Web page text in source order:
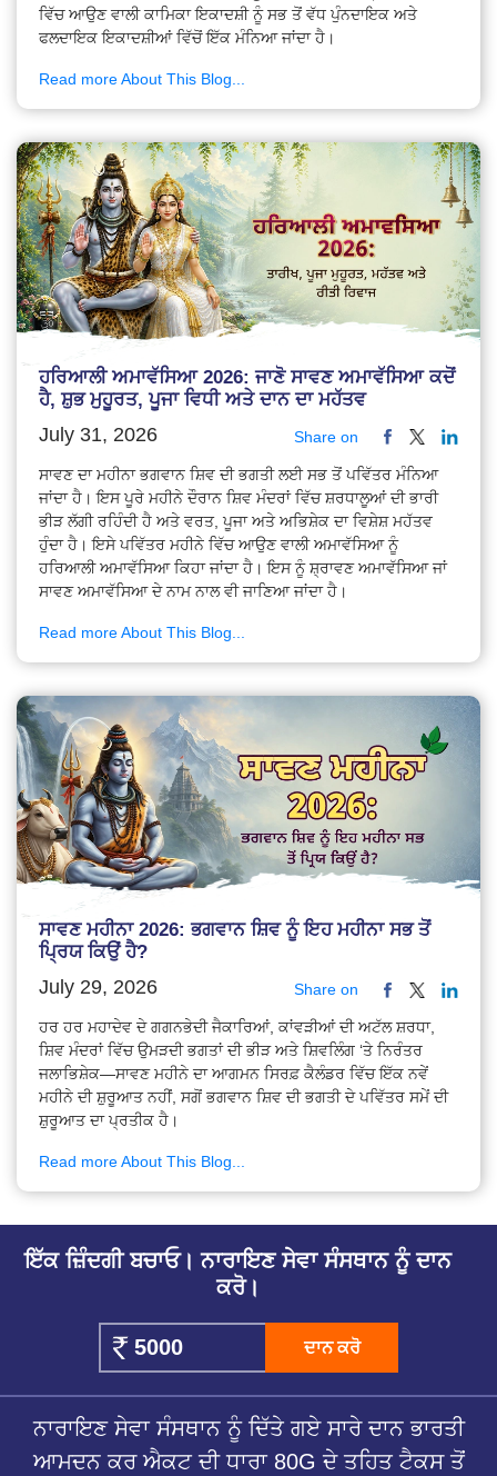
ਵਿੱਚ ਆਉਣ ਵਾਲੀ ਕਾਮਿਕਾ ਇਕਾਦਸ਼ੀ ਨੂੰ ਸਭ ਤੋਂ ਵੱਧ ਪੁੰਨਦਾਇਕ ਅਤੇ
ਫਲਦਾਇਕ ਇਕਾਦਸ਼ੀਆਂ ਵਿੱਚੋਂ ਇੱਕ ਮੰਨਿਆ ਜਾਂਦਾ ਹੈ।
Read more About This Blog...
ਹਰਿਆਲੀ ਅਮਾਵੱਸਿਆ 2026: ਜਾਣੋ ਸਾਵਣ ਅਮਾਵੱਸਿਆ ਕਦੋਂ
ਹੈ, ਸ਼ੁਭ ਮੁਹੂਰਤ, ਪੂਜਾ ਵਿਧੀ ਅਤੇ ਦਾਨ ਦਾ ਮਹੱਤਵ
July 31, 2026 Share on
ਸਾਵਣ ਦਾ ਮਹੀਨਾ ਭਗਵਾਨ ਸ਼ਿਵ ਦੀ ਭਗਤੀ ਲਈ ਸਭ ਤੋਂ ਪਵਿੱਤਰ ਮੰਨਿਆ
ਜਾਂਦਾ ਹੈ। ਇਸ ਪੂਰੇ ਮਹੀਨੇ ਦੌਰਾਨ ਸ਼ਿਵ ਮੰਦਰਾਂ ਵਿੱਚ ਸ਼ਰਧਾਲੂਆਂ ਦੀ ਭਾਰੀ
ਭੀੜ ਲੱਗੀ ਰਹਿੰਦੀ ਹੈ ਅਤੇ ਵਰਤ, ਪੂਜਾ ਅਤੇ ਅਭਿਸ਼ੇਕ ਦਾ ਵਿਸ਼ੇਸ਼ ਮਹੱਤਵ
ਹੁੰਦਾ ਹੈ। ਇਸੇ ਪਵਿੱਤਰ ਮਹੀਨੇ ਵਿੱਚ ਆਉਣ ਵਾਲੀ ਅਮਾਵੱਸਿਆ ਨੂੰ
ਹਰਿਆਲੀ ਅਮਾਵੱਸਿਆ ਕਿਹਾ ਜਾਂਦਾ ਹੈ। ਇਸ ਨੂੰ ਸ਼੍ਰਾਵਣ ਅਮਾਵੱਸਿਆ ਜਾਂ
ਸਾਵਣ ਅਮਾਵੱਸਿਆ ਦੇ ਨਾਮ ਨਾਲ ਵੀ ਜਾਣਿਆ ਜਾਂਦਾ ਹੈ।
Read more About This Blog...
ਸਾਵਣ ਮਹੀਨਾ 2026: ਭਗਵਾਨ ਸ਼ਿਵ ਨੂੰ ਇਹ ਮਹੀਨਾ ਸਭ ਤੋਂ
ਪ੍ਰਿਯ ਕਿਉਂ ਹੈ?
July 29, 2026 Share on
ਹਰ ਹਰ ਮਹਾਦੇਵ ਦੇ ਗਗਨਭੇਦੀ ਜੈਕਾਰਿਆਂ, ਕਾਂਵੜੀਆਂ ਦੀ ਅਟੱਲ ਸ਼ਰਧਾ,
ਸ਼ਿਵ ਮੰਦਰਾਂ ਵਿੱਚ ਉਮੜਦੀ ਭਗਤਾਂ ਦੀ ਭੀੜ ਅਤੇ ਸ਼ਿਵਲਿੰਗ ‘ਤੇ ਨਿਰੰਤਰ
ਜਲਾਭਿਸ਼ੇਕ—ਸਾਵਣ ਮਹੀਨੇ ਦਾ ਆਗਮਨ ਸਿਰਫ਼ ਕੈਲੰਡਰ ਵਿੱਚ ਇੱਕ ਨਵੇਂ
ਮਹੀਨੇ ਦੀ ਸ਼ੁਰੂਆਤ ਨਹੀਂ, ਸਗੋਂ ਭਗਵਾਨ ਸ਼ਿਵ ਦੀ ਭਗਤੀ ਦੇ ਪਵਿੱਤਰ ਸਮੇਂ ਦੀ
ਸ਼ੁਰੂਆਤ ਦਾ ਪ੍ਰਤੀਕ ਹੈ।
Read more About This Blog...
ਇੱਕ ਜ਼ਿੰਦਗੀ ਬਚਾਓ। ਨਾਰਾਇਣ ਸੇਵਾ ਸੰਸਥਾਨ ਨੂੰ ਦਾਨ
ਕਰੋ।
ਦਾਨ ਕਰੋ
ਨਾਰਾਇਣ ਸੇਵਾ ਸੰਸਥਾਨ ਨੂੰ ਦਿੱਤੇ ਗਏ ਸਾਰੇ ਦਾਨ ਭਾਰਤੀ
ਆਮਦਨ ਕਰ ਐਕਟ ਦੀ ਧਾਰਾ 80G ਦੇ ਤਹਿਤ ਟੈਕਸ ਤੋਂ